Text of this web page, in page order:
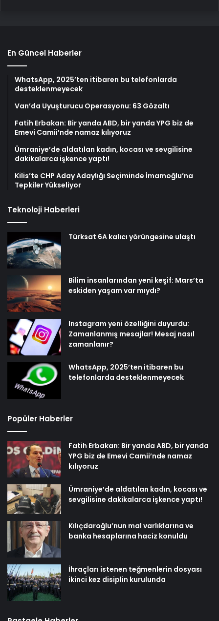
En Güncel Haberler
WhatsApp, 2025’ten itibaren bu telefonlarda
desteklenmeyecek
Van’da Uyuşturucu Operasyonu: 63 Gözaltı
Fatih Erbakan: Bir yanda ABD, bir yanda YPG biz de
Emevi Camii’nde namaz kılıyoruz
Ümraniye’de aldatılan kadın, kocası ve sevgilisine
dakikalarca işkence yaptı!
Kilis’te CHP Aday Adaylığı Seçiminde İmamoğlu’na
Tepkiler Yükseliyor
Teknoloji Haberleri
Türksat 6A kalıcı yörüngesine ulaştı
Bilim insanlarından yeni keşif: Mars’ta
eskiden yaşam var mıydı?
Instagram yeni özelliğini duyurdu:
Zamanlanmış mesajlar! Mesaj nasıl
zamanlanır?
WhatsApp, 2025’ten itibaren bu
telefonlarda desteklenmeyecek
Popüler Haberler
Fatih Erbakan: Bir yanda ABD, bir yanda
YPG biz de Emevi Camii’nde namaz
kılıyoruz
Ümraniye’de aldatılan kadın, kocası ve
sevgilisine dakikalarca işkence yaptı!
Kılıçdaroğlu’nun mal varlıklarına ve
banka hesaplarına haciz konuldu
İhraçları istenen teğmenlerin dosyası
ikinci kez disiplin kurulunda